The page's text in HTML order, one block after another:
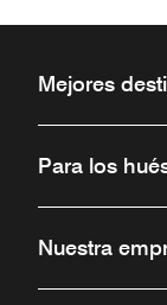
Mejores
Para los
Nuestra